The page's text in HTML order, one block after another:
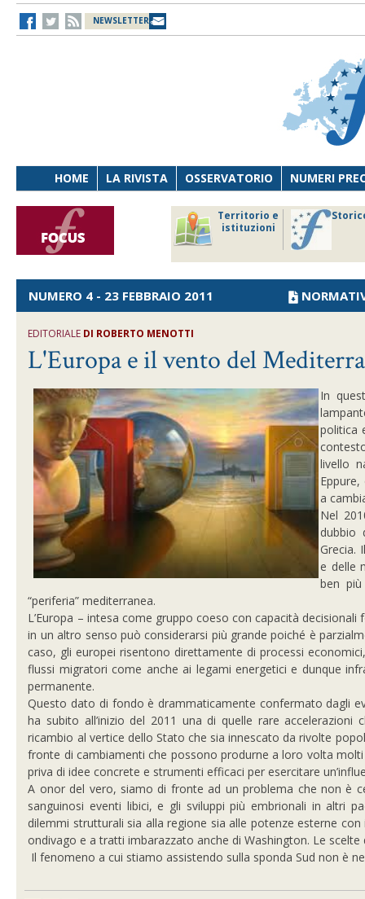
NEWSLETTER
HOME LA RIVISTA OSSERVATORIO NUMERI
Territorio e
istituzioni
NUMERO 4 - 23 FEBBRAIO 2011
EDITORIALE DI ROBERTO MENOTTI
L'Europa e il vento del
In
politica
livello
a
Nel
dubbio
Grecia.
e delle
ben più
“periferia” mediterranea.
L’Europa – intesa come gruppo coeso con capacità
in un altro senso può considerarsi più grande poiché è
caso, gli europei risentono direttamente di processi
flussi migratori come anche ai legami energetici e dunque
permanente.
Questo dato di fondo è drammaticamente confermato dagli
ha subito all’inizio del 2011 una di quelle rare
ricambio al vertice dello Stato che sia innescato da rivolte
fronte di cambiamenti che possono produrne a loro volta
priva di idee concrete e strumenti efficaci per esercitare
A onor del vero, siamo di fronte ad un problema che non è
sanguinosi eventi libici, e gli sviluppi più embrionali in altri
dilemmi strutturali sia alla regione sia alle potenze esterne
ondivago e a tratti imbarazzato anche di Washington. Le
Il fenomeno a cui stiamo assistendo sulla sponda Sud non è